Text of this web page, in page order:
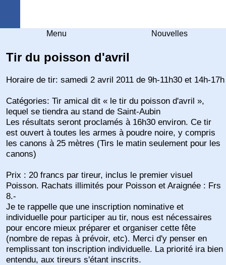
Menu Nouvelles
Tir du poisson d'avril
Horaire de tir: samedi 2 avril 2011 de 9h-11h30 et 14h-17h
Catégories: Tir amical dit « le tir du poisson d'avril »,
lequel se tiendra au stand de Saint-Aubin
Les résultats seront proclamés à 16h30 environ. Ce tir
est ouvert à toutes les armes à poudre noire, y compris
les canons à 25 mètres (Tirs le matin seulement pour les
canons)
Prix : 20 francs par tireur, inclus le premier visuel
Poisson. Rachats illimités pour Poisson et Araignée : Frs
8.-
Je te rappelle que une inscription nominative et
individuelle pour participer au tir, nous est nécessaires
pour encore mieux préparer et organiser cette fête
(nombre de repas à prévoir, etc). Merci d'y penser en
remplissant ton inscription individuelle. La priorité ira bien
entendu, aux tireurs s'étant inscrits.